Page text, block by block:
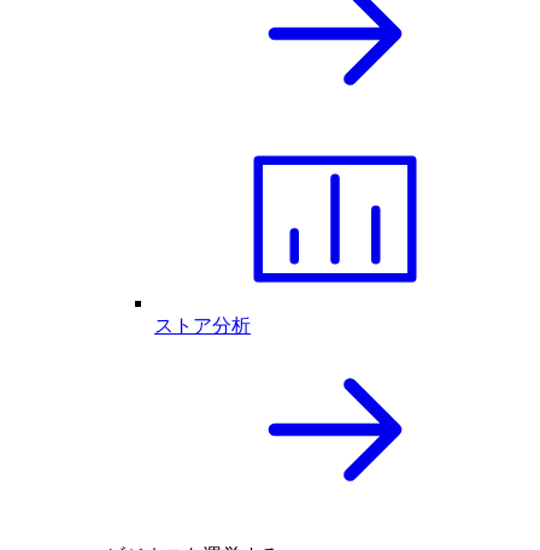
ストア分析